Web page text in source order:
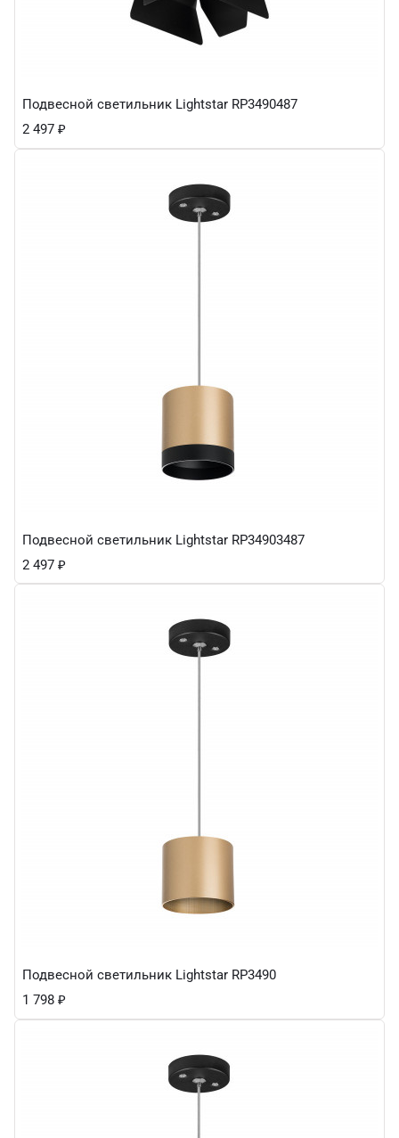
Подвесной светильник Lightstar RP3490487
2 497 ₽
Подвесной светильник Lightstar RP34903487
2 497 ₽
Подвесной светильник Lightstar RP3490
1 798 ₽